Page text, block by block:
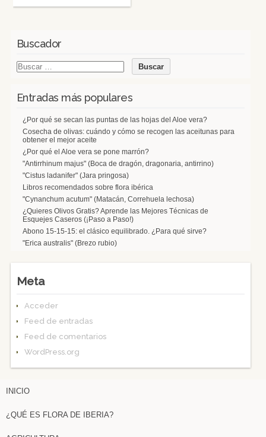
Buscador
Entradas más populares
¿Por qué se secan las puntas de las hojas del Aloe vera?
Cosecha de olivas: cuándo y cómo se recogen las aceitunas para
obtener el mejor aceite
¿Por qué el Aloe vera se pone marrón?
"Antirrhinum majus" (Boca de dragón, dragonaria, antirrino)
"Cistus ladanifer" (Jara pringosa)
Libros recomendados sobre flora ibérica
"Cynanchum acutum" (Matacán, Correhuela lechosa)
¿Quieres Olivos Gratis? Aprende las Mejores Técnicas de
Esquejes Caseros (¡Paso a Paso!)
Abono 15-15-15: el clásico equilibrado. ¿Para qué sirve?
"Erica australis" (Brezo rubio)
Meta
Acceder
Feed de entradas
Feed de comentarios
WordPress.org
INICIO
¿QUÉ ES FLORA DE IBERIA?